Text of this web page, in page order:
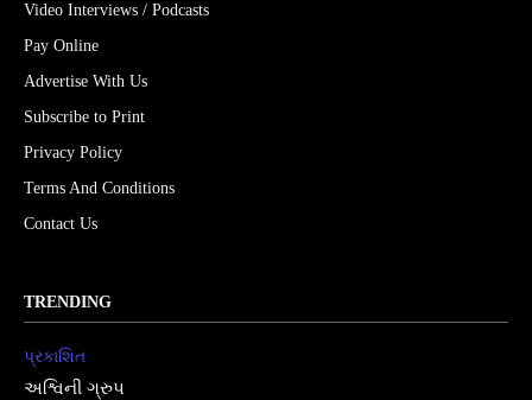
Video Interviews / Podcasts
Pay Online
Advertise With Us
Subscribe to Print
Privacy Policy
Terms And Conditions
Contact Us
TRENDING
પ્રકાશિત
અશ્વિની ગ્રુપ